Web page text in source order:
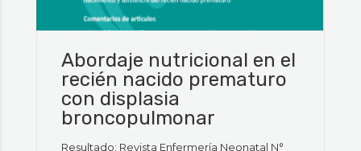
Abordaje nutricional en el
recién nacido prematuro
con displasia
broncopulmonar
Resultado: Revista Enfermería Neonatal N°